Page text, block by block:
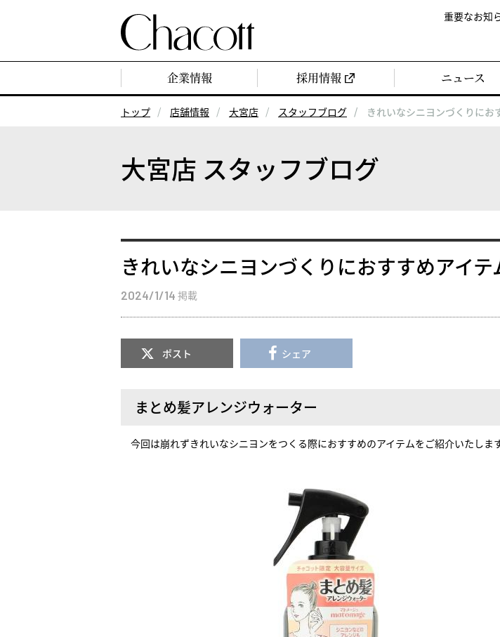
重要なお知
企業情報 採用情報 ニュース
トップ 店舗情報 大宮店 スタッフブログ きれいなシニヨンづくりにお
大宮店 スタッフブログ
きれいなシニヨンづくりにおすすめアイテ
2024/1/14 掲載
ポスト シェア
まとめ髪アレンジウォーター
今回は崩れずきれいなシニヨンをつくる際におすすめのアイテムをご紹介いたしま